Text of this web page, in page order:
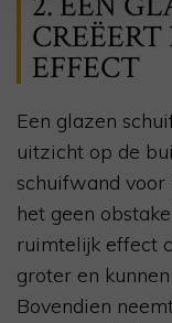
EFFECT
Een glazen
uitzicht op de
schuifwand voor
het geen
ruimtelijk effect
groter en
Bovendien